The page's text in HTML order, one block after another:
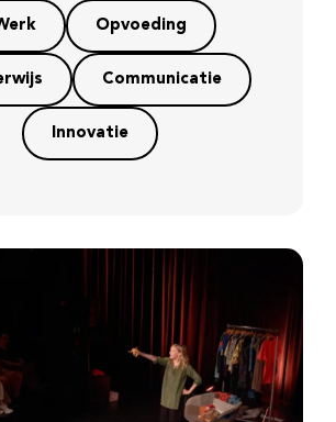
Opvoeding
Communicatie
Innovatie